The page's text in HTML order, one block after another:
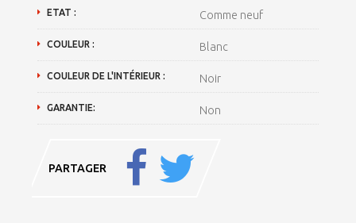
ETAT : Comme neuf
COULEUR : Blanc
COULEUR DE L'INTÉRIEUR : Noir
GARANTIE: Non
PARTAGER